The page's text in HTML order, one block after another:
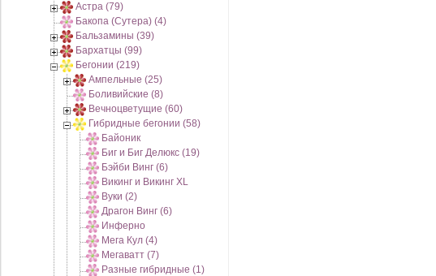
Астра (79)
Бакопа (Сутера) (4)
Бальзамины (39)
Бархатцы (99)
Бегонии (219)
Ампельные (25)
Боливийские (8)
Вечноцветущие (60)
Гибридные бегонии (58)
Байоник
Биг и Биг Делюкс (19)
Бэйби Винг (6)
Викинг и Викинг XL
Вуки (2)
Драгон Винг (6)
Инферно
Мега Кул (4)
Мегаватт (7)
Разные гибридные (1)